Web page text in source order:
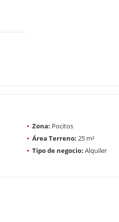
Zona: Pocitos
Área Terreno: 25 m²
Tipo de negocio: Alquiler